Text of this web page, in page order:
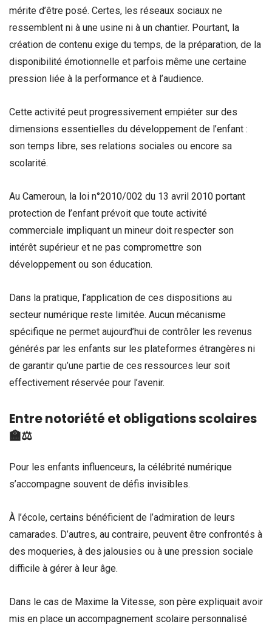
mérite d’être posé. Certes, les réseaux sociaux ne
ressemblent ni à une usine ni à un chantier. Pourtant, la
création de contenu exige du temps, de la préparation, de la
disponibilité émotionnelle et parfois même une certaine
pression liée à la performance et à l’audience.
Cette activité peut progressivement empiéter sur des
dimensions essentielles du développement de l’enfant :
son temps libre, ses relations sociales ou encore sa
scolarité.
Au Cameroun, la loi n°2010/002 du 13 avril 2010 portant
protection de l’enfant prévoit que toute activité
commerciale impliquant un mineur doit respecter son
intérêt supérieur et ne pas compromettre son
développement ou son éducation.
Dans la pratique, l’application de ces dispositions au
secteur numérique reste limitée. Aucun mécanisme
spécifique ne permet aujourd’hui de contrôler les revenus
générés par les enfants sur les plateformes étrangères ni
de garantir qu’une partie de ces ressources leur soit
effectivement réservée pour l’avenir.
Entre notoriété et obligations scolaires
🏫⚖️
Pour les enfants influenceurs, la célébrité numérique
s’accompagne souvent de défis invisibles.
À l’école, certains bénéficient de l’admiration de leurs
camarades. D’autres, au contraire, peuvent être confrontés à
des moqueries, à des jalousies ou à une pression sociale
difficile à gérer à leur âge.
Dans le cas de Maxime la Vitesse, son père expliquait avoir
mis en place un accompagnement scolaire personnalisé